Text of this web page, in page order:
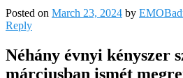
Posted on March 23, 2024 by
Reply
Néhány évnyi kényszer
márciusban ismét